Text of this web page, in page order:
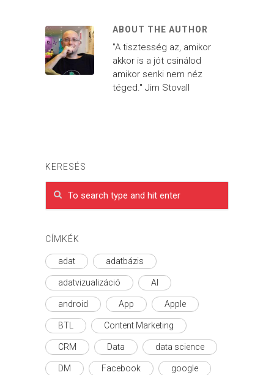
ABOUT THE AUTHOR
"A tisztesség az, amikor
akkor is a jót csinálod
amikor senki nem néz
téged." Jim Stovall
KERESÉS
CÍMKÉK
adat adatbázis
adatvizualizáció AI
android App Apple
BTL Content Marketing
CRM Data data science
DM Facebook google